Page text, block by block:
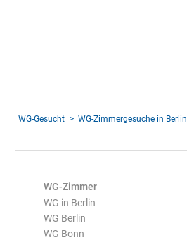
WG-Gesucht WG-Zimmergesuche in Berlin
WG-Zimmer
WG in Berlin
WG Berlin
WG Bonn